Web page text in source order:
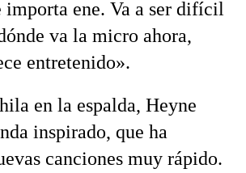
importa ene. Va a ser difícil
va la micro ahora,
entretenido».
en la espalda, Heyne
inspirado, que ha
canciones muy rápido.